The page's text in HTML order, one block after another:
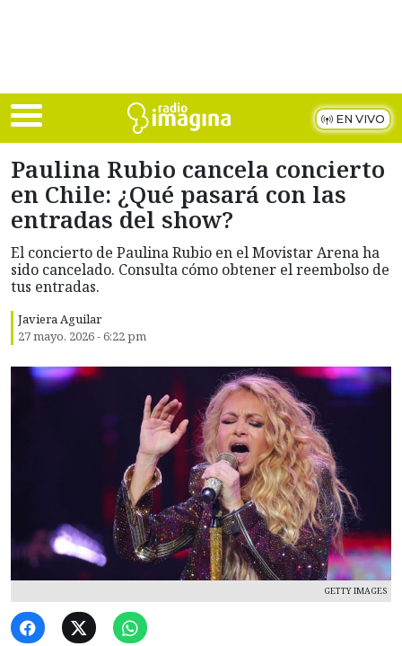
EN VIVO
Paulina Rubio cancela concierto
en Chile: ¿Qué pasará con las
entradas del show?
El concierto de Paulina Rubio en el Movistar Arena ha
sido cancelado. Consulta cómo obtener el reembolso de
tus entradas.
Javiera Aguilar
27 mayo, 2026 - 6:22 pm
GETTY IMAGES